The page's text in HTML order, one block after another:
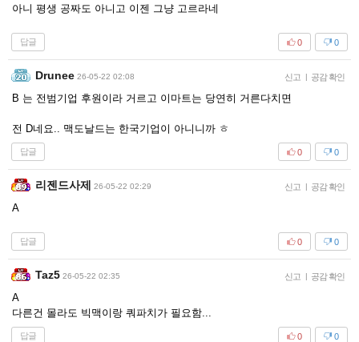
아니 평생 공짜도 아니고 이젠 그냥 고르라네
답글 0
0
Drunee 26-05-22 02:08 신고 | 공감 확인
B 는 전범기업 후원이라 거르고 이마트는 당연히 거른다치면
전 D네요.. 맥도날드는 한국기업이 아니니까 ㅎ
답글 0
0
리젠드사제 26-05-22 02:29 신고 | 공감 확인
A
답글 0
0
Taz5 26-05-22 02:35 신고 | 공감 확인
A
다른건 몰라도 빅맥이랑 쿼파치가 필요함...
답글 0
0